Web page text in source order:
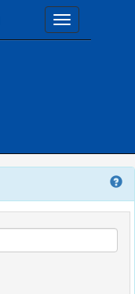
Toggle